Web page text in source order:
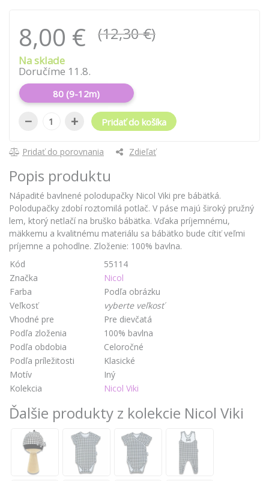
8,00 € (12,30 €)
Na sklade
Doručíme 11.8.
80 (9-12m)
− + Pridať do košíka
Pridať do porovnania Zdieľať
Popis produktu
Nápadité bavlnené polodupačky Nicol Viki pre bábätká.
Polodupačky zdobí roztomilá potlač. V páse majú široký pružný
lem, ktorý netlačí na bruško bábätka. Vďaka príjemnému,
mäkkemu a kvalitnému materiálu sa bábätko bude cítiť veľmi
príjemne a pohodlne. Zloženie: 100% bavlna.
Kód
55114
Značka
Nicol
Farba
Podľa obrázku
Veľkosť
vyberte veľkosť
Vhodné pre
Pre dievčatá
Podľa zloženia
100% bavlna
Podľa obdobia
Celoročné
Podľa príležitosti
Klasické
Motív
Iný
Kolekcia
Nicol Viki
Ďalšie produkty z kolekcie Nicol Viki